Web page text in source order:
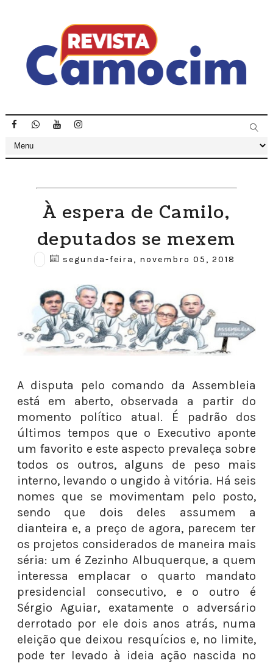
À espera de Camilo,
deputados se mexem
segunda-feira, novembro 05, 2018
A disputa pelo comando da Assembleia
está em aberto, observada a partir do
momento político atual. É padrão dos
últimos tempos que o Executivo aponte
um favorito e este aspecto prevaleça sobre
todos os outros, alguns de peso mais
interno, levando o ungido à vitória. Há seis
nomes que se movimentam pelo posto,
sendo que dois deles assumem a
dianteira e, a preço de agora, parecem ter
os projetos considerados de maneira mais
séria: um é Zezinho Albuquerque, a quem
interessa emplacar o quarto mandato
presidencial consecutivo, e o outro é
Sérgio Aguiar, exatamente o adversário
derrotado por ele dois anos atrás, numa
eleição que deixou resquícios e, no limite,
pode ter levado à ideia ação nascida no